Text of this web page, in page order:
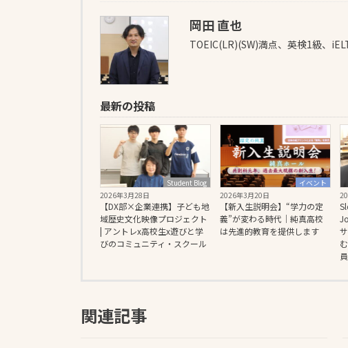
岡田 直也
TOEIC(LR)(SW)満点、英検1級、
最新の投稿
Student Blog
2026年3月28日
【DX部×企業連携】子ども地
域歴史文化映像プロジェクト
| アントレx高校生x遊びと学
びのコミュニティ・スクール
イベント
2026年3月20日
【新入生説明会】“学力の定
義”が変わる時代｜純真高校
は先進的教育を提供します
員
関連記事